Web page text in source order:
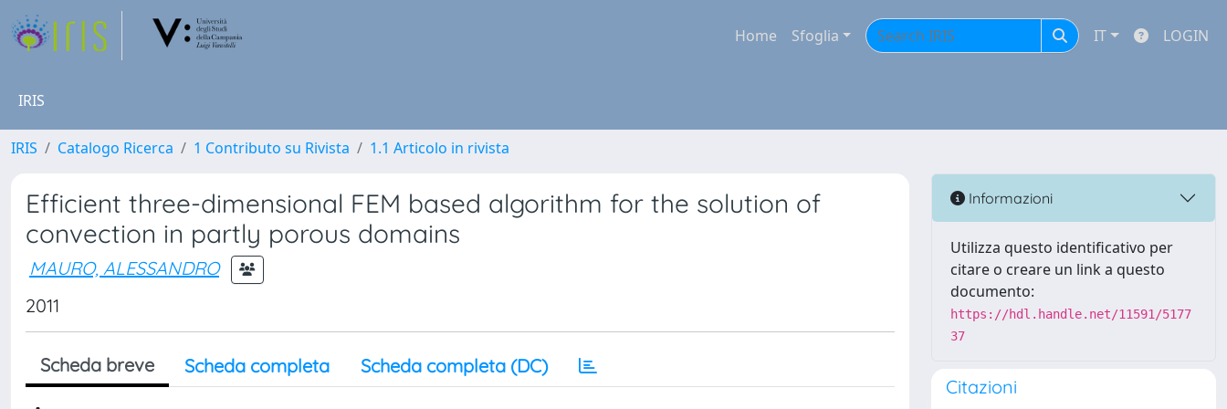
Home Sfoglia IT LOGIN
IRIS
IRIS Catalogo Ricerca 1 Contributo su Rivista 1.1 Articolo in rivista
Efficient three-dimensional FEM based algorithm for the solution of
convection in partly porous domains
MAURO, ALESSANDRO
2011
Scheda breve Scheda completa Scheda completa (DC)
Informazioni
Utilizza questo identificativo per
citare o creare un link a questo
documento:
https://hdl.handle.net/11591/5177
37
Citazioni